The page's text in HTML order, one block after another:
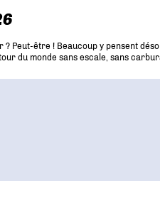
Peut-être ! Beaucoup y pensent
du monde sans escale, sans